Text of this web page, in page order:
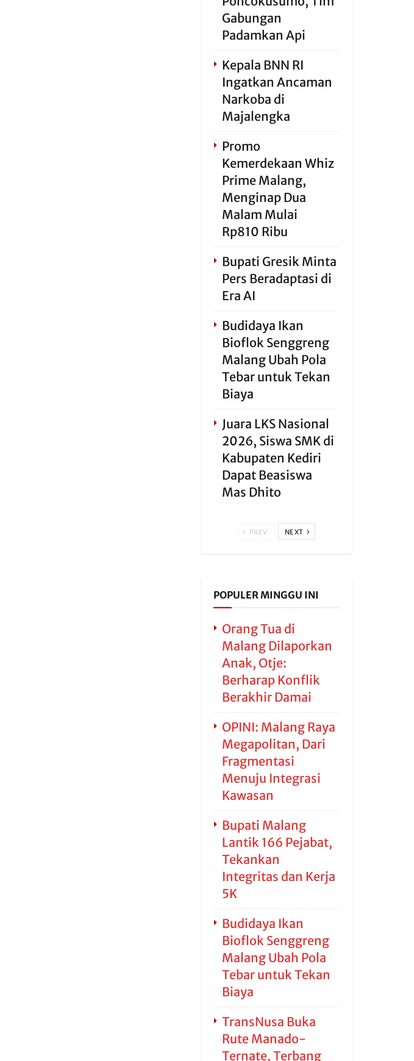
Gabungan
Padamkan Api
Kepala BNN RI
Ingatkan Ancaman
Narkoba di
Majalengka
Promo
Kemerdekaan Whiz
Prime Malang,
Menginap Dua
Malam Mulai
Rp810 Ribu
Bupati Gresik Minta
Pers Beradaptasi di
Era AI
Budidaya Ikan
Bioflok Senggreng
Malang Ubah Pola
Tebar untuk Tekan
Biaya
Juara LKS Nasional
2026, Siswa SMK di
Kabupaten Kediri
Dapat Beasiswa
Mas Dhito
PREV NEXT
POPULER MINGGU INI
Orang Tua di
Malang Dilaporkan
Anak, Otje:
Berharap Konflik
Berakhir Damai
OPINI: Malang Raya
Megapolitan, Dari
Fragmentasi
Menuju Integrasi
Kawasan
Bupati Malang
Lantik 166 Pejabat,
Tekankan
Integritas dan Kerja
5K
Budidaya Ikan
Bioflok Senggreng
Malang Ubah Pola
Tebar untuk Tekan
Biaya
TransNusa Buka
Rute Manado-
Ternate, Terbang